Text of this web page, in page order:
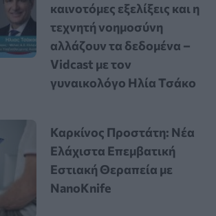
καινοτόμες εξελίξεις και η
τεχνητή νοημοσύνη
αλλάζουν τα δεδομένα –
Vidcast με τον
γυναικολόγο Ηλία Τσάκο
Καρκίνος Προστάτη: Νέα
Ελάχιστα Επεμβατική
Εστιακή Θεραπεία με
NanoKnife